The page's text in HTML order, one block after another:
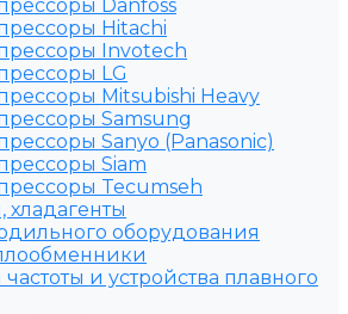
Danfoss
Hitachi
Invotech
LG
Mitsubishi Heavy
Samsung
Sanyo (Panasonic)
Siam
Tecumseh
оборудования
и устройства плавного